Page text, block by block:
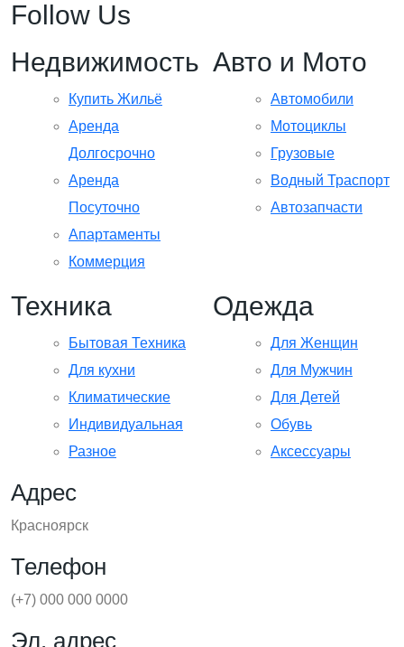
Follow Us
Недвижимость
Купить Жильё
Аренда
Долгосрочно
Аренда
Посуточно
Апартаменты
Коммерция
Авто и Мото
Автомобили
Мотоциклы
Грузовые
Водный Траспорт
Автозапчасти
Техника
Бытовая Техника
Для кухни
Климатические
Индивидуальная
Разное
Одежда
Для Женщин
Для Мужчин
Для Детей
Обувь
Аксессуары
Адрес
Красноярск
Телефон
(+7) 000 000 0000
Эл. адрес